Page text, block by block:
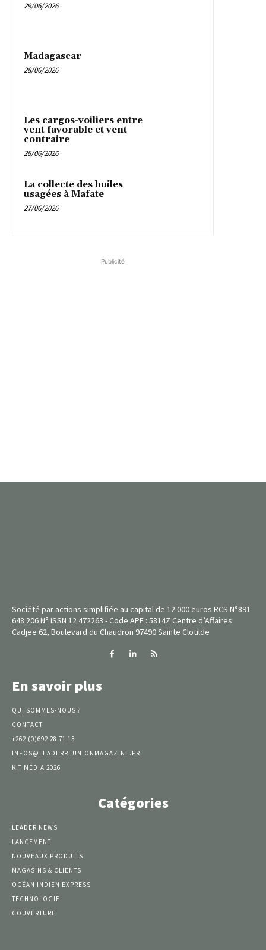
29/06/2026
Madagascar
28/06/2026
Les cargos-voiliers entre
vent favorable et vent
contraire
28/06/2026
La collecte des huiles
usagées à Mafate
27/06/2026
Publicité
Société par actions simplifiée au capital de 12 000 euros RCS N°891
648 206 N° ISSN 12 472263 - Code APE : 5814Z Centre d’Affaires
Cadjee 62, Boulevard du Chaudron 97490 Sainte Clotilde
En savoir plus
QUI SOMMES-NOUS ?
CONTACT
+262 (0)692 28 71 13
INFOS@LEADERREUNIONMAGAZINE.FR
KIT MÉDIA 2026
Catégories
LEADER NEWS
LANCEMENT
NOUVEAUX PRODUITS
MAGASINS & CLIENTS
OCÉAN INDIEN EXPRESS
TECHNOLOGIE
COUVERTURE